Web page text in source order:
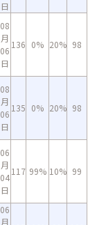
日
08
月
06
日
136 0% 20% 98
08
月
06
日
135 0% 20% 98
06
月
04
日
117 99% 10% 99
06
月